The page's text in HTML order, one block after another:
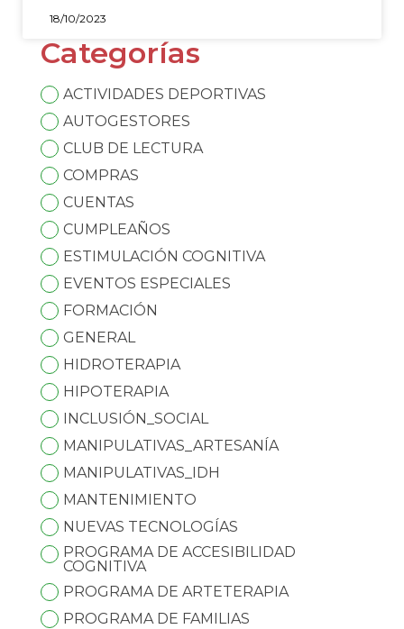
18/10/2023
Categorías
ACTIVIDADES DEPORTIVAS
AUTOGESTORES
CLUB DE LECTURA
COMPRAS
CUENTAS
CUMPLEAÑOS
ESTIMULACIÓN COGNITIVA
EVENTOS ESPECIALES
FORMACIÓN
GENERAL
HIDROTERAPIA
HIPOTERAPIA
INCLUSIÓN_SOCIAL
MANIPULATIVAS_ARTESANÍA
MANIPULATIVAS_IDH
MANTENIMIENTO
NUEVAS TECNOLOGÍAS
PROGRAMA DE ACCESIBILIDAD
COGNITIVA
PROGRAMA DE ARTETERAPIA
PROGRAMA DE FAMILIAS